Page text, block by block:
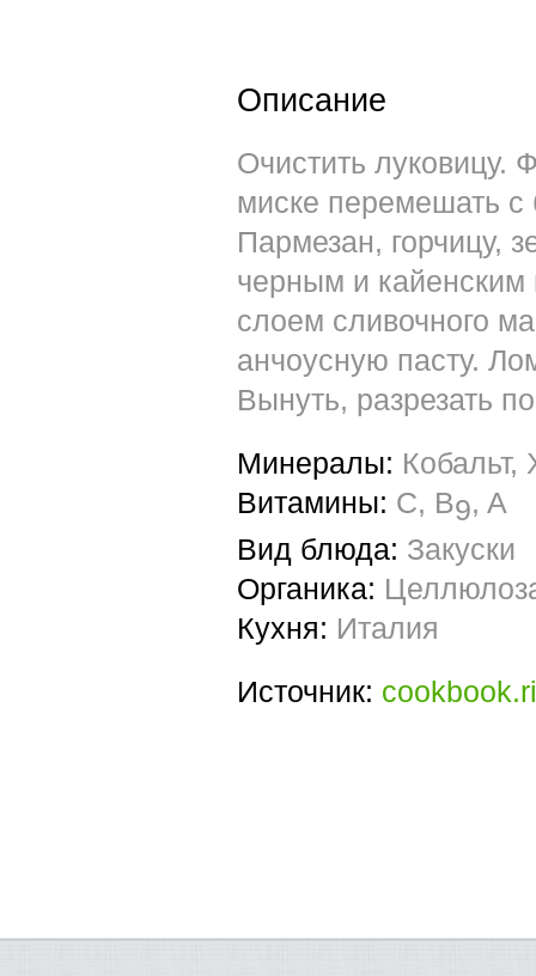
Описание
Очистить луковицу.
миске перемешать
Пармезан, горчицу,
черным и кайенским
слоем сливочного
анчоусную пасту.
Вынуть, разрезать
Минералы:
Витамины: C, B9, A
Вид блюда: Закуски
Органика:
Кухня: Италия
Источник: